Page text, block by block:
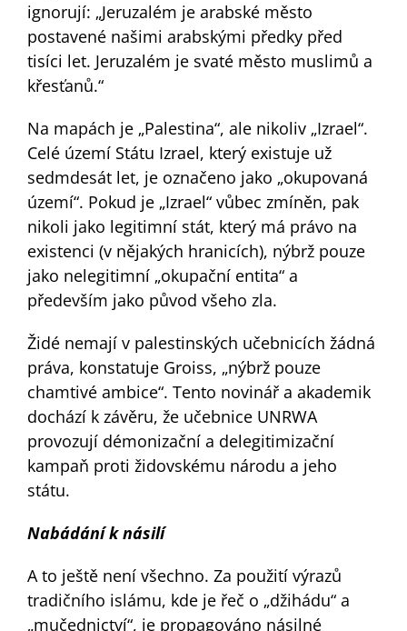
ignorují: „Jeruzalém je arabské město
postavené našimi arabskými předky před
tisíci let. Jeruzalém je svaté město muslimů a
křesťanů.“
Na mapách je „Palestina“, ale nikoliv „Izrael“.
Celé území Státu Izrael, který existuje už
sedmdesát let, je označeno jako „okupovaná
území“. Pokud je „Izrael“ vůbec zmíněn, pak
nikoli jako legitimní stát, který má právo na
existenci (v nějakých hranicích), nýbrž pouze
jako nelegitimní „okupační entita“ a
především jako původ všeho zla.
Židé nemají v palestinských učebnicích žádná
práva, konstatuje Groiss, „nýbrž pouze
chamtivé ambice“. Tento novinář a akademik
dochází k závěru, že učebnice UNRWA
provozují démonizační a delegitimizační
kampaň proti židovskému národu a jeho
státu.
Nabádání k násilí
A to ještě není všechno. Za použití výrazů
tradičního islámu, kde je řeč o „džihádu“ a
„mučednictví“, je propagováno násilné